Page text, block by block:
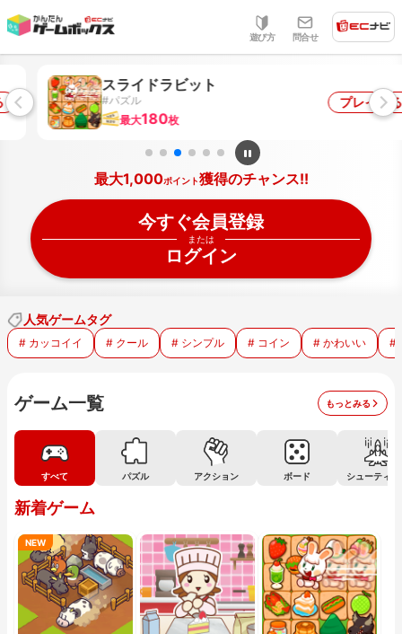
遊び方 問合せ
スライドラビット
#パズル
最大180枚
プレイする
最大1,000ポイント獲得のチャンス!!
今すぐ会員登録
または
ログイン
人気ゲームタグ
# カッコイイ # クール # シンプル # コイン # かわいい #
ゲーム一覧 もっとみる
すべて パズル アクション ボード シューティン
新着ゲーム
NEW